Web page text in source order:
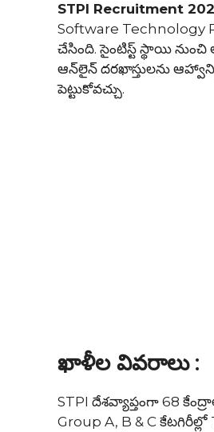
STPI Recruitment
Software Technology
చేసింది. సైంటిస్ట్ స్థాయి నుంచి
ఆన్‌లైన్ దరఖాస్తులను
పెట్టుకోవచ్చు.
ఖాళీల వివరాలు:
STPI దేశవ్యాప్తంగా 68
Group A, B & C